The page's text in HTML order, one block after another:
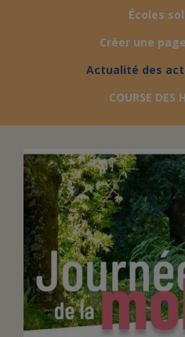
FAIRE
ESPACE
JE DEVIENS
BÉNÉVOLE
Écoles
Créer une
Actualité des
COURSE DES